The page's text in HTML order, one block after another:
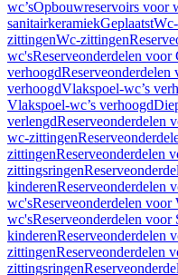
wc’sOpbouwreservoirs voor
sanitairkeramiekGeplaatst
zittingenWc-zittingen
wc'sReserveonderdelen
verhoogdReserveonderdelen
verhoogdVlakspoel-wc’s
Vlakspoel-wc’s verhoogd
verlengdReserveonderdelen
wc-zittingen
zittingenReserveonderdelen
zittingsringen
kinderenReserveonderdelen
wc'sReserveonderdelen voor
wc'sReserveonderdelen voor
kinderenReserveonderdelen
zittingenReserveonderdelen
zittingsringen